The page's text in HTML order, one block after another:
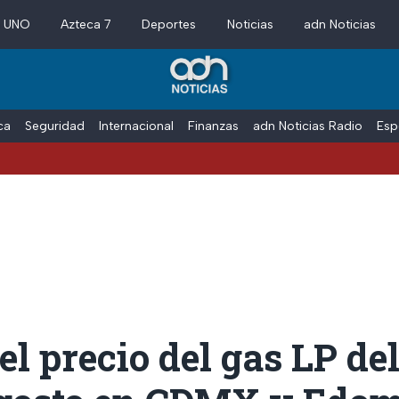
Azteca 7 Deportes Noticias adn Noticias
Seguridad Internacional Finanzas adn Noticias Radio
precio del gas LP